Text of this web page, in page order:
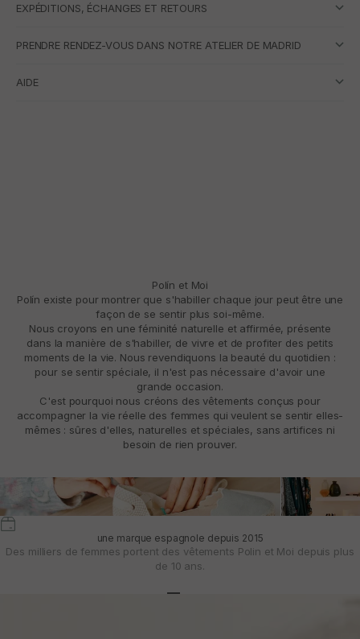
EXPÉDITIONS, ÉCHANGES ET RETOURS
PRENDRE RENDEZ-VOUS DANS NOTRE ATELIER DE MADRID
AIDE
Polín et Moi
Polín existe pour montrer que s'habiller chaque jour peut être une
façon de se sentir plus soi-même.
Nous croyons en une féminité naturelle et affirmée, présente
dans la manière de s'habiller, de vivre et de profiter des petits
moments de la vie. Nous revendiquons la beauté du quotidien :
pour se sentir spéciale, il n'est pas nécessaire d'avoir une
grande occasion.
C'est pourquoi nous créons des vêtements conçus pour
accompagner la vie réelle des femmes qui veulent se sentir elles-
mêmes : sûres d'elles, naturelles et spéciales, sans artifices ni
besoin de rien prouver.
une marque espagnole depuis 2015
Des milliers de femmes portent des vêtements Polin et Moi depuis plus
de 10 ans.